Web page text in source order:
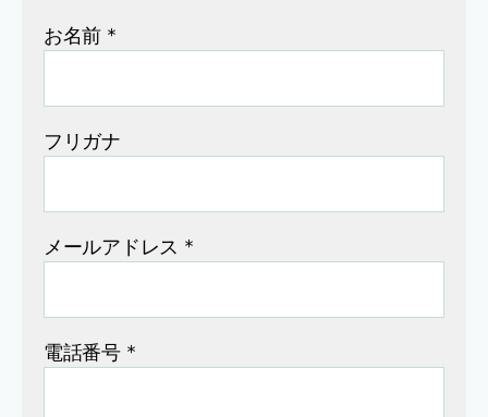
お名前 *
フリガナ
メールアドレス *
電話番号 *